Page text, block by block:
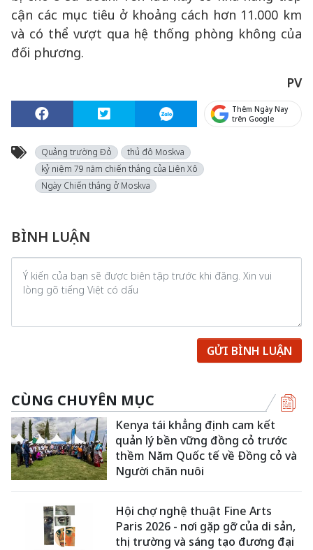
cận các mục tiêu ở khoảng cách hơn 11.000 km
và có thể vượt qua hệ thống phòng không của
đối phương.
PV
Thêm Ngày Nay
trên Google
Quảng trường Đỏ
thủ đô Moskva
kỷ niệm 79 năm chiến thắng của Liên Xô
Ngày Chiến thắng ở Moskva
BÌNH LUẬN
GỬI BÌNH LUẬN
CÙNG CHUYÊN MỤC
Kenya tái khẳng định cam kết
quản lý bền vững đồng cỏ trước
thềm Năm Quốc tế về Đồng cỏ và
Người chăn nuôi
Hội chợ nghệ thuật Fine Arts
Paris 2026 - nơi gặp gỡ của di sản,
thị trường và sáng tạo đương đại